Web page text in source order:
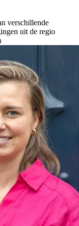
verschillende
uit de regio